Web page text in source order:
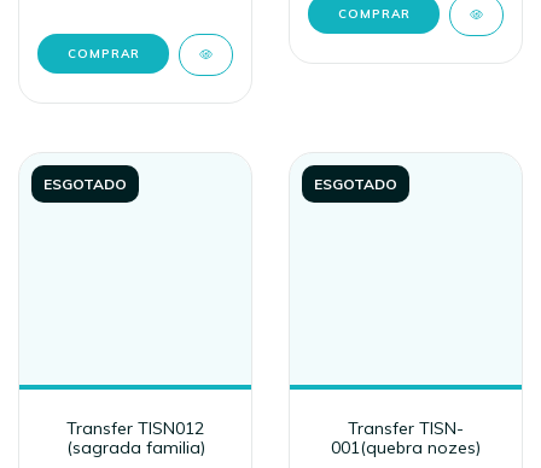
ESGOTADO
Transfer TISN012
(sagrada familia)
ESGOTADO
Transfer TISN-
001(quebra nozes)